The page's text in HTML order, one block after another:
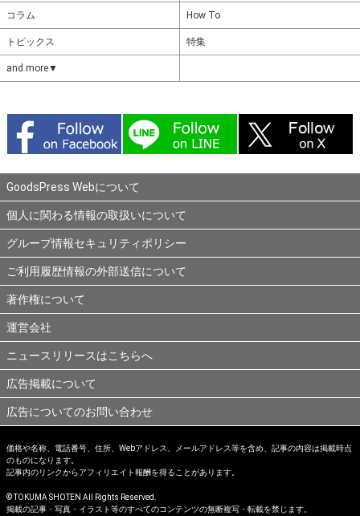
コラム How To
トピックス 特集
and more▼
GoodsPress Webについて
個人に関わる情報の取扱いについて
グループ情報セキュリティポリシー
ご利用履歴情報の外部送信について
著作権について
運営会社
ニュースリリースはこちらへ
広告掲載について
広告についてのお問い合わせ
価格や名称、電話番号、住所、Webアドレス、メールアドレス等を含め、記事の内容は掲載時点
のものになります。
記事内のリンクからアフィリエイト報酬を得ることがあります。
© TOKUMA SHOTEN All Rights Reserved.
掲載の記事・写真・イラスト等のすべてのコンテンツの無断複写・転載を禁じます。